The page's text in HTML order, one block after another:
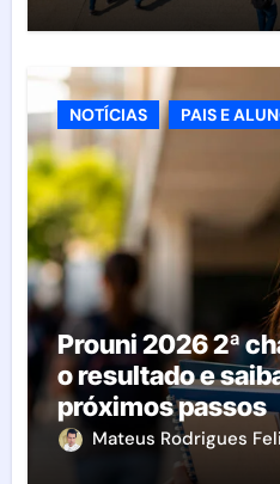
NOTÍCIAS PAIS E
Prouni 2026 2ª
o resultado e
próximos passos
Mateus Rodrigues